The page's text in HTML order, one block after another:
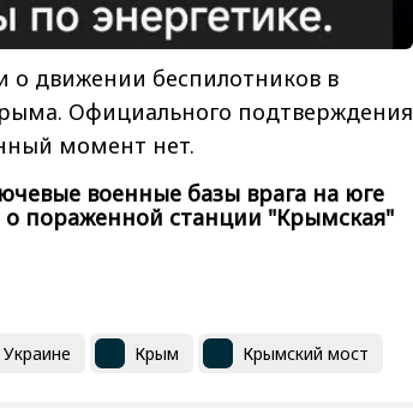
о движении беспилотников в
Официального подтверждения
момент нет.
военные базы врага на юге
о пораженной станции "Крымская"
Крым Крымский мост